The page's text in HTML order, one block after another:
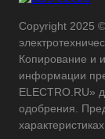
Copyright 2025
Копирование и
информации
ELECTRO.RU»
одобрения.